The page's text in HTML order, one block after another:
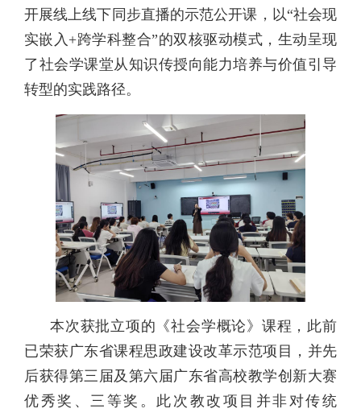
开展线上线下同步直播的示范公开课，以“社会现
实嵌入+跨学科整合”的双核驱动模式，生动呈现
了社会学课堂从知识传授向能力培养与价值引导
转型的实践路径。
本次获批立项的《社会学概论》课程，此前
已荣获广东省课程思政建设改革示范项目，并先
后获得第三届及第六届广东省高校教学创新大赛
优秀奖、三等奖。此次教改项目并非对传统